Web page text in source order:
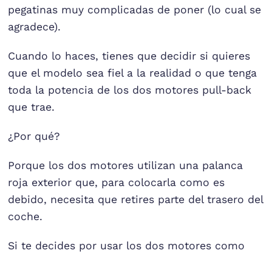
pegatinas muy complicadas de poner (lo cual se
agradece).
Cuando lo haces, tienes que decidir si quieres
que el modelo sea fiel a la realidad o que tenga
toda la potencia de los dos motores pull-back
que trae.
¿Por qué?
Porque los dos motores utilizan una palanca
roja exterior que, para colocarla como es
debido, necesita que retires parte del trasero del
coche.
Si te decides por usar los dos motores como